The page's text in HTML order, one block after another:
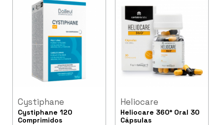
Cystiphane
Cystiphane 120
Comprimidos
Heliocare
Heliocare 360° Oral 30
Cápsulas